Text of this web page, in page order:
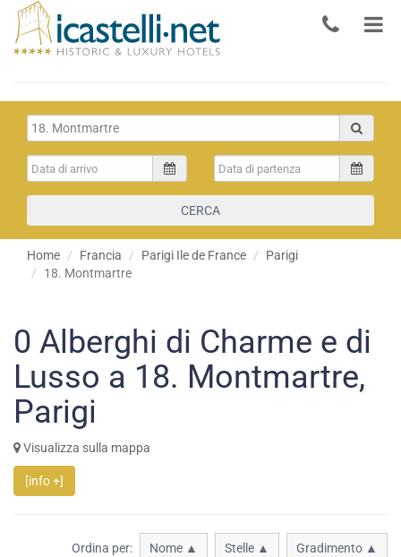
CERCA
Home Francia Parigi Ile de France
Parigi
18. Montmartre
0 Alberghi di Charme e di
Lusso a 18. Montmartre,
Parigi
Visualizza sulla mappa
[info +]
Ordina per: Nome ▲ Stelle ▲ Gradimento ▲